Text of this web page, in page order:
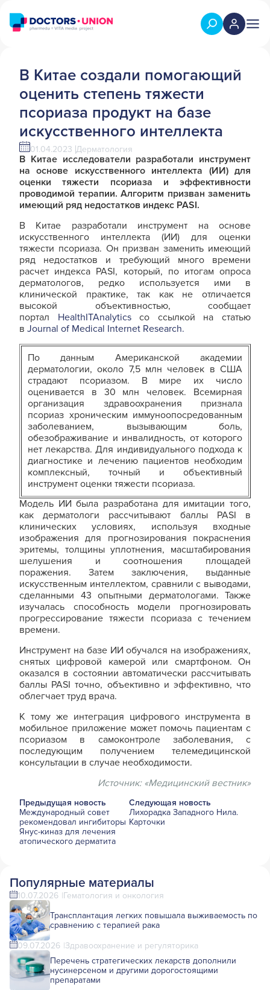
В Китае создали помогающий
оценить степень тяжести
псориаза продукт на базе
искусственного интеллекта
01.04.2023 Дерматология
В Китае исследователи разработали инструмент
на основе искусственного интеллекта (ИИ) для
оценки тяжести псориаза и эффективности
проводимой терапии. Алгоритм призван заменить
имеющий ряд недостатков индекс PASI.
В Китае разработали инструмент на основе
искусственного интеллекта (ИИ) для оценки
тяжести псориаза. Он призван заменить имеющий
ряд недостатков и требующий много времени
расчет индекса PASI, который, по итогам опроса
дерматологов, редко используется ими в
клинической практике, так как не отличается
высокой объективностью, сообщает
портал HealthITAnalyticsсо ссылкой на статью
в Journal of Medical Internet Research.
По данным Американской академии
дерматологии, около 7,5 млн человек в США
страдают псориазом. В мире их число
оценивается в 30 млн человек. Всемирная
организация здравоохранения признала
псориаз хроническим иммуноопосредованным
заболеванием, вызывающим боль,
обезображивание и инвалидность, от которого
нет лекарства. Для индивидуального подхода к
диагностике и лечению пациентов необходим
комплексный, точный и объективный
инструмент оценки тяжести псориаза.
Модель ИИ была разработана для имитации того,
как дерматологи рассчитывают баллы PASI в
клинических условиях, используя входные
изображения для прогнозирования покраснения
эритемы, толщины уплотнения, масштабирования
шелушения и соотношения площадей
поражения. Затем заключения, выданные
искусственным интеллектом, сравнили с выводами,
сделанными 43 опытными дерматологами. Также
изучалась способность модели прогнозировать
прогрессирование тяжести псориаза с течением
времени.
Инструмент на базе ИИ обучался на изображениях,
снятых цифровой камерой или смартфоном. Он
оказался в состоянии автоматически рассчитывать
баллы PASI точно, объективно и эффективно, что
облегчает труд врача.
К тому же интеграция цифрового инструмента в
мобильное приложение может помочь пациентам с
псориазом в самоконтроле заболевания, с
последующим получением телемедицинской
консультации в случае необходимости.
Источник: «Медицинский вестник»
Предыдущая новость
Международный совет
рекомендовал ингибиторы
Янус-киназ для лечения
атопического дерматита
Следующая новость
Лихорадка Западного Нила.
Карточки
Популярные материалы
10.07.2026 Гематология и онкология
Трансплантация легких повышала выживаемость по
сравнению с терапией рака
09.07.2026 Здравоохранение и регуляторика
Перечень стратегических лекарств дополнили
нусинерсеном и другими дорогостоящими
препаратами